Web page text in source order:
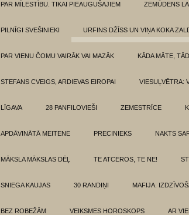
PAR MĪLESTĪBU. TIKAI PIEAUGUŠAJIEM ZEMŪDENS
PILNĪGI SVEŠINIEKI URFINS DŽĪSS UN VIŅA KOKA
PAR VIENU ČOMU VAIRĀK VAI MAZĀK KĀDA MĀTE,
STEFANS CVEIGS, ARDIEVAS EIROPAI VIESUĻVĒTRA:
LĪGAVA 28 PANFILOVIEŠI ZEMESTRĪCE
APDĀVINĀTĀ MEITENE PRECINIEKS NAKTS
MĀKSLA MĀKSLAS DĒĻ TE ATCEROS, TE NE!
SNIEGA KAUJAS 30 RANDIŅI MAFIJA.
BEZ ROBEŽĀM VEIKSMES HOROSKOPS AR